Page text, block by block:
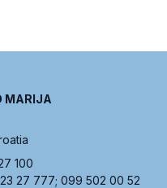
MARIJA
100
27 777; 099 502 00 52